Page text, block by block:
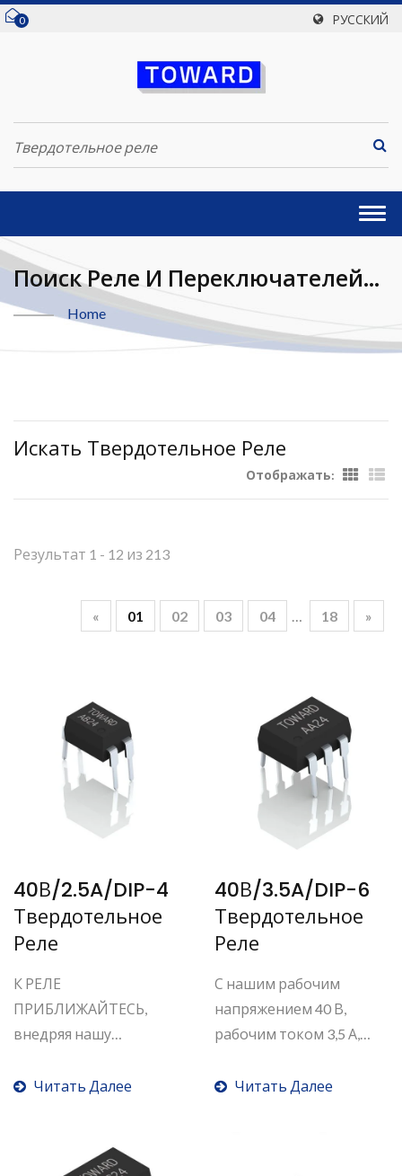
0 РУССКИЙ
Поиск Реле И Переключателей
Твердотельное Реле | Toward
Technologies, Inc.
Home
Искать Твердотельное Реле
Отображать:
Результат 1 - 12 из 213
« 01 02 03 04 … 18 »
40В/2.5A/DIP-4
Твердотельное
Реле
К РЕЛЕ
ПРИБЛИЖАЙТЕСЬ,
внедряя нашу
Читать Далее
40В/3.5A/DIP-6
Твердотельное
Реле
С нашим рабочим
напряжением 40 В,
рабочим током 3,5 А,
Читать Далее